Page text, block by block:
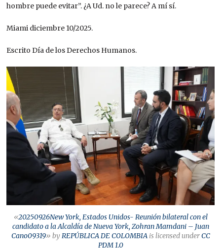
hombre puede evitar”. ¿A Ud. no le parece? A mí sí.
Miami diciembre 10/2025.
Escrito Día de los Derechos Humanos.
«20250926New York, Estados Unidos- Reunión bilateral con el
candidato a la Alcaldía de Nueva York, Zohran Mamdani – Juan
Cano09319» byREPÚBLICA DE COLOMBIAis licensed underCC
PDM 1.0